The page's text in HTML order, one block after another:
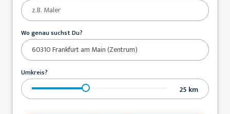
Wo genau suchst Du?
Umkreis?
25 km